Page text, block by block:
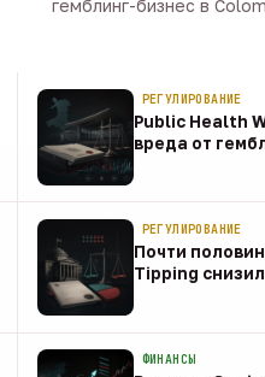
гемблинг-бизнес в
РЕГУЛИРОВАНИЕ
Public Health
вреда от
09 авг
РЕГУЛИРОВАНИЕ
Почти
Tipping
08 авг
ФИНАНСЫ